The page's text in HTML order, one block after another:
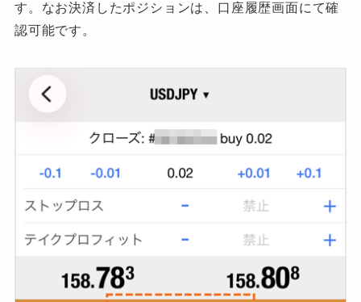
す。なお決済したポジションは、口座履歴画面にて確
認可能です。